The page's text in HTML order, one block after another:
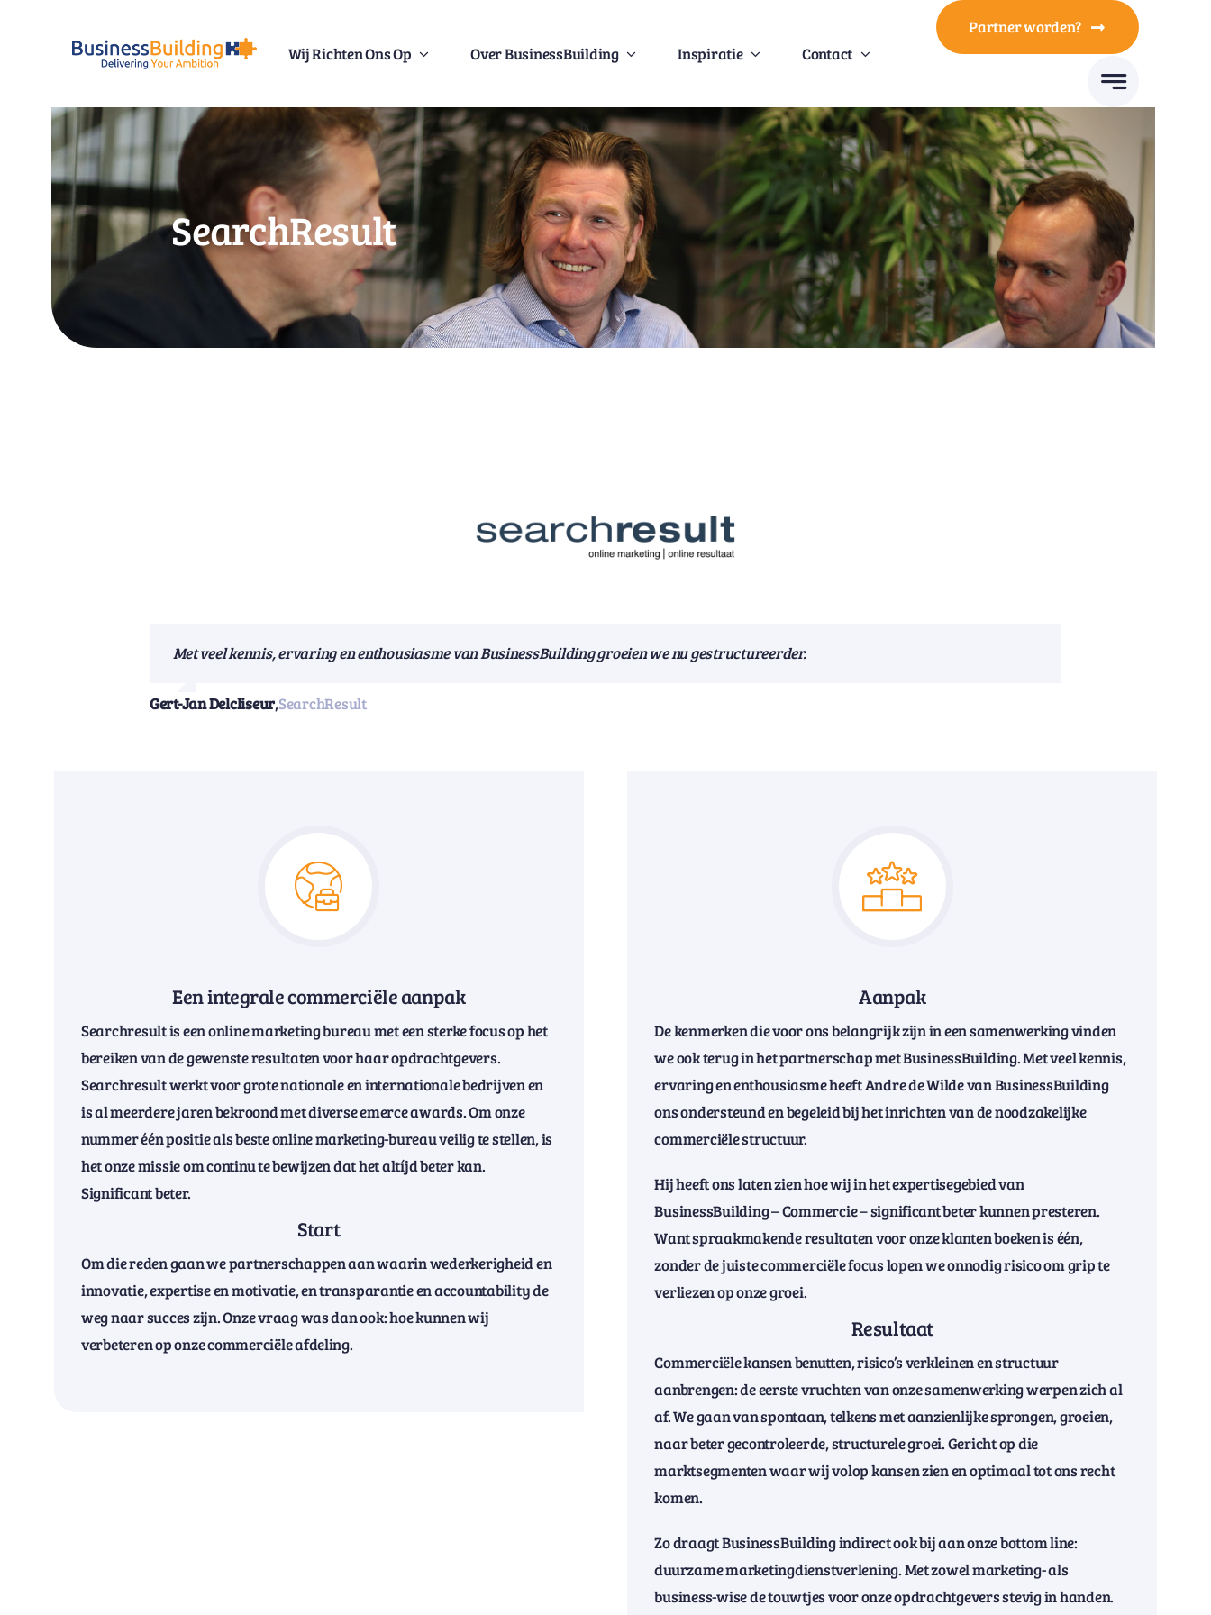
Wij Richten Ons Op Over BusinessBuilding Inspiratie Contact
Partner worden?
SearchResult
Met veel kennis, ervaring en enthousiasme van BusinessBuilding groeien we nu gestructureerder.
Gert-Jan Delcliseur,SearchResult
Een integrale commerciële aanpak
Searchresult is een online marketing bureau met een sterke focus op het
bereiken van de gewenste resultaten voor haar opdrachtgevers.
Searchresult werkt voor grote nationale en internationale bedrijven en
is al meerdere jaren bekroond met diverse emerce awards. Om onze
nummer één positie als beste online marketing-bureau veilig te stellen, is
het onze missie om continu te bewijzen dat het altíjd beter kan.
Significant beter.
Start
Om die reden gaan we partnerschappen aan waarin wederkerigheid en
innovatie, expertise en motivatie, en transparantie en accountability de
weg naar succes zijn. Onze vraag was dan ook: hoe kunnen wij
verbeteren op onze commerciële afdeling.
Aanpak
De kenmerken die voor ons belangrijk zijn in een samenwerking vinden
we ook terug in het partnerschap met BusinessBuilding. Met veel kennis,
ervaring en enthousiasme heeft Andre de Wilde van BusinessBuilding
ons ondersteund en begeleid bij het inrichten van de noodzakelijke
commerciële structuur.
Hij heeft ons laten zien hoe wij in het expertisegebied van
BusinessBuilding – Commercie – significant beter kunnen presteren.
Want spraakmakende resultaten voor onze klanten boeken is één,
zonder de juiste commerciële focus lopen we onnodig risico om grip te
verliezen op onze groei.
Resultaat
Commerciële kansen benutten, risico’s verkleinen en structuur
aanbrengen: de eerste vruchten van onze samenwerking werpen zich al
af. We gaan van spontaan, telkens met aanzienlijke sprongen, groeien,
naar beter gecontroleerde, structurele groei. Gericht op die
marktsegmenten waar wij volop kansen zien en optimaal tot ons recht
komen.
Zo draagt BusinessBuilding indirect ook bij aan onze bottom line:
duurzame marketingdienstverlening. Met zowel marketing- als
business-wise de touwtjes voor onze opdrachtgevers stevig in handen.